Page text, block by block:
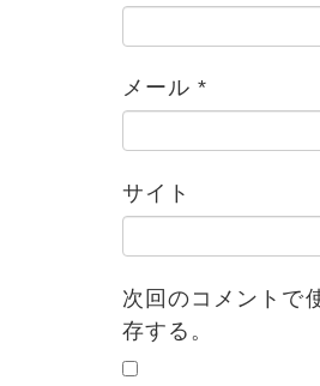
メール*
サイト
次回のコメントで
存する。